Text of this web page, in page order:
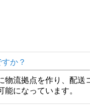
か？
物流拠点を作り、配
になっています。